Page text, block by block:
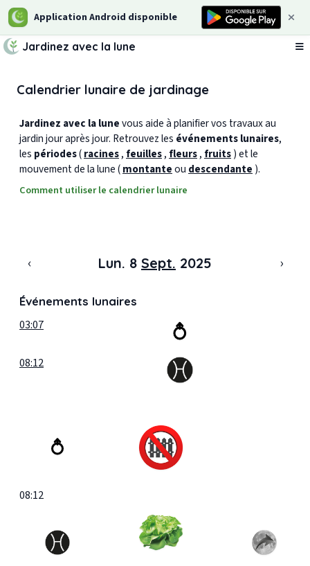
Application Android disponible
Jardinez avec la lune
Calendrier lunaire de jardinage
Jardinez avec la lunevous aide à planifier vos travaux au
jardin jour après jour. Retrouvez les événements lunaires,
les périodes(racines, feuilles, fleurs, fruits) et le
mouvement de la lune (montanteou descendante ).
Comment utiliser le calendrier lunaire
‹ Lun. 8 Sept. 2025 ›
Événements lunaires
03:07
08:12
08:12